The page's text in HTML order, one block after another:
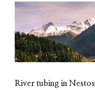
River tubing in Nestos